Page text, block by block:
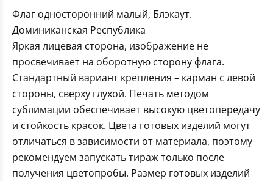
Флаг односторонний малый, Блэкаут.
Доминиканская Республика
Яркая лицевая сторона, изображение не
просвечивает на оборотную сторону флага.
Стандартный вариант крепления – карман с левой
стороны, сверху глухой. Печать методом
сублимации обеспечивает высокую цветопередачу
и стойкость красок. Цвета готовых изделий могут
отличаться в зависимости от материала, поэтому
рекомендуем запускать тираж только после
получения цветопробы. Размер готовых изделий